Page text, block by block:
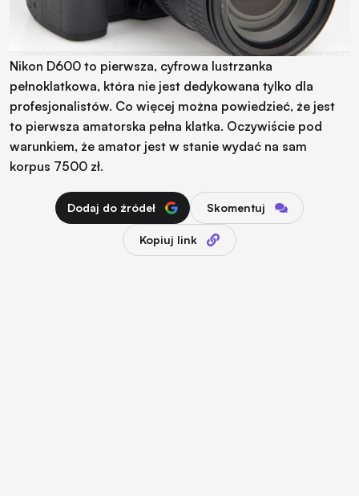
Nikon D600 to pierwsza, cyfrowa lustrzanka
pełnoklatkowa, która nie jest dedykowana tylko dla
profesjonalistów. Co więcej można powiedzieć, że jest
to pierwsza amatorska pełna klatka. Oczywiście pod
warunkiem, że amator jest w stanie wydać na sam
korpus 7500 zł.
Dodaj do źródeł Skomentuj
Kopiuj link